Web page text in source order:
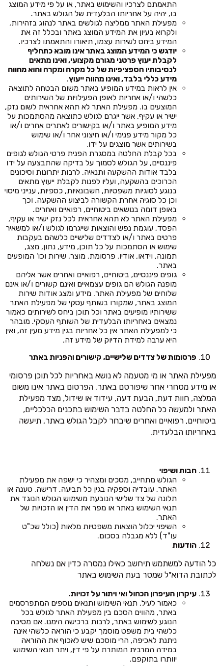
התאמתם לצרכיו והשימוש באתר, או על פי מידע המוצג
בו, יהיה על אחריותו הבלעדית של הגולש באתר.
מפעילת האתר ממליצה לגולשים באתר לנהוג בזהירות,
ולקרוא בעיון את המידע המוצג באתר ובכלל זה את
המידע ביחס לשירות עצמו, תיאורו והתאמתו לצרכיו.
יודגש כי המידע המוצג באתר אינו מובא כתחליף
לקבלת יעוץ פרטני מגורם מקצועי, ואינו מתאים
לנסיבותיו הספציפיות של כל מקרה ומקרה והוא מהווה
מידע כללי בלבד, ואינו מהווה ייעוץ.
אין לראות במידע המופיע באתר משום הבטחה לתוצאה
כלשהי ו/או אחריות לאופן הפעילויות של השירותים
המוצעים בו. מפעילת האתר לא תהא אחראית לשום נזק,
ישיר או עקיף, אשר ייגרם לגולש כתוצאה מהסתמכות על
מידע המופיע באתר ו/או בקישורים לאתרים אחרים ו/או
כל מקור מידע פנימי ו/או חיצוני אחר ו/או שימוש
בשירותים אשר מוצגים על ידו.
בכל קבלת החלטה במסגרת הפנית פרטי הגולש לגופים
פיננסיים, על הגולש לסמוך על בדיקה שהתבצעה על ידו
בלבד אודות ההשקעה ותנאיה, לרבות יתרונות וסיכונים
הכרוכים בהשקעה, ועליו לפנות לקבלת ייעוץ מתאים
בנוגע לסוגיות משפטיות, חשבונאיות, כספיות, ענייני מיסוי
וכן כל סוגיה אחרת הקשורה לביצוע ההשקעה. וכך
באופן דומה בנושאים ביטוחיים, רפואיים ואחרים.
מפעילת האתר לא תהא אחראית לכל נזק ישיר או עקיף,
הפסד, עוגמת נפש והוצאות שייגרמו לגולש ו/או למשאיר
פרטים באתר ו/או לצדדים שלישיים כלשהם בעקבות
שימוש או הסתמכות על כל תוכן, מידע, נתון, מצג,
תמונה, וידאו, אודיו, פרסומת, מוצר, שירות וכו' המופעים
באתר.
גופים פיננסיים, ביטוחיים, רפואיים ואחרים אשר אליהם
מופנה הגולש הם גופים עצמאיים ואינם קשורים ו/או אינם
שלוחים של מפעילת האתר. מידע ומצג אודות שירות
המוצג באתר, שמקורו בשותף עסקי של מפעילת האתר
ששירותיו מופיעים באתר וכל תוכן ביחס לשירותים כאמור
נמצאים באחריותו הבלעדית של השותף העסקי. מובהר
כי למפעילת האתר אין כל אחריות בגין מידע מעין זה, ואין
היא ערבה למידת הדיוק של מידע זה.
פרסומות של צדדים שלישיים, קישורים והפניות באתר
מפעילת האתר או מי מטעמה לא נושא באחריות לכל תוכן פרסומי
או מידע מסחרי אחר שיפורסם באתר. הפרסום באתר אינו משום
המלצה, חוות דעת, הבעת דעה, עידוד או שידול, מצד מפעילת
האתר ולמעשה כל החלטה בדבר השימוש בתכנים הכלכליים,
ביטוחיים, רפואיים ואחרים שיבחר לקבל הגולש באתר, תיעשה
באחריותו הבלעדית.
חבות ושיפוי
הגולש מתחייב, מסכים ומצהיר כי ישפה את מפעילת
האתר, עובדיה וספקיה בגין כל תביעה, דרישה, טענה או
תלונה של צד שלישי הנובעת משימוש הגולש הנוגד את
תנאי השימוש באתר או מפר את הדין או הזכויות של
האתר.
השיפוי יכלול הוצאות משפטיות מלאות (כולל שכ"ט
עו"ד) ללא מגבלה בסכום.
הודעות
כל הודעה למשתמש תיחשב כאילו נמסרה כדין אם נשלחה
לכתובת הדוא"ל שמסר בעת השימוש באתר
עיקרון העיפרון הכחול ואי ויתור על זכויות.
כאמור לעיל, תנאי השימוש ותנאים נוספים המתפרסמים
באתר, מהווים הסכם בין מפעילת האתר לגולש בכל
הנוגע לשימוש באתר, לרבות ברכישה הימנו. אם מסיבה
כלשהי בית משפט מוסמך יקבע כי הוראה כלשהי אינה
ניתנת לאכיפה, הרי מוסכם שיש לאכוף את ההוראה
במידה המרבית המותרת על פי דין, ויתר תנאי השימוש
יוותרו בתוקפם.